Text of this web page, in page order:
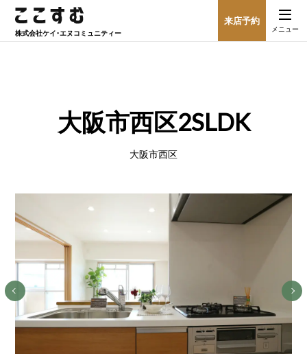
株式会社ケイ・エヌコミュニティー
来店予約
メニュー
大阪市西区2SLDK
大阪市西区